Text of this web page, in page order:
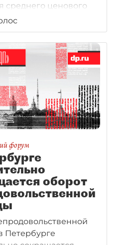
среднего ценового
из-за роста
на 30-35% и в
покупателей
категорию
форум
оборот
Петербурге